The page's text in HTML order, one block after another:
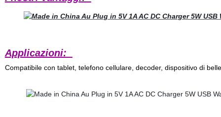
Applicazioni:
Compatibile con tablet, telefono cellulare, decoder, dispositivo di